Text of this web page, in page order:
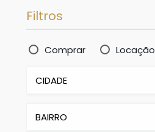
Filtros
Comprar Locação